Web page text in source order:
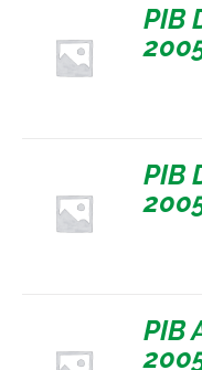
PIB
PIB
PIB